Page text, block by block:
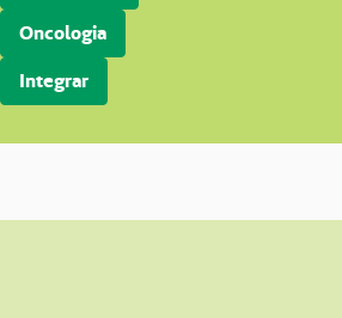
Oncologia
Integrar